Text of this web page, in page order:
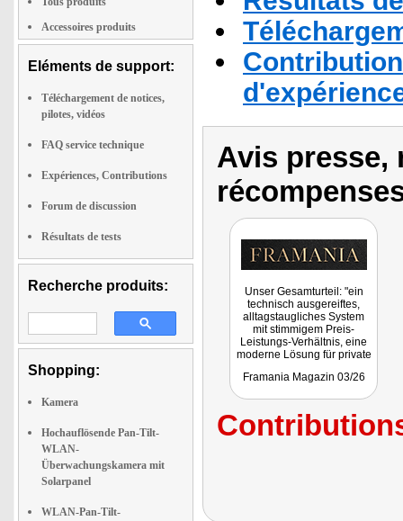
Accessoires produits
Eléments de support:
Téléchargement de notices,
pilotes, vidéos
FAQ service technique
Expériences, Contributions
Forum de discussion
Résultats de tests
Recherche produits:
Shopping:
Kamera
Hochauflösende Pan-Tilt-
WLAN-
Überwachungskamera mit
Solarpanel
WLAN-Pan-Tilt-
Avis presse,
Unser Gesamturteil: "ein
technisch ausgereiftes,
alltagstaugliches System
mit stimmigem Preis-
Leistungs-Verhältnis, eine
moderne Lösung für private
verlässliche
Framania Magazin 03/26